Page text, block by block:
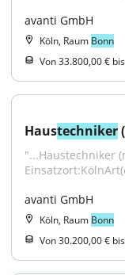
avanti GmbH
Köln, Raum Bonn
Von 33.800,00 €
Haustechniker
"...Haustechniker
avanti GmbH
Köln, Raum Bonn
Von 30.200,00 €